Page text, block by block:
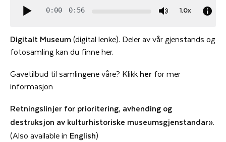
0:00 0:56 1.0x
Digitalt Museum(digital lenke). Deler av vår gjenstands og
fotosamling kan du finne her.
Gavetilbud til samlingene våre? Klikk her for mer
informasjon
Retningslinjer for prioritering, avhending og
destruksjon av kulturhistoriske museumsgjenstandar».
(Also available in English)